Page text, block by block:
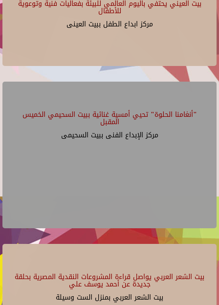
بيت العيني يحتفي باليوم العالمي للبيئة بفعاليات فنية وتوعوية
للأطفال
مركز ابداع الطفل ببيت العينى
"أنغامنا الحلوة" تحيي أمسية غنائية ببيت السحيمي الخميس
المقبل
مركز الإبداع الفنى ببيت السحيمى
بيت الشعر العربي يواصل قراءة المشروعات النقدية المصرية بحلقة
جديدة عن أحمد يوسف علي
بيت الشعر العربي بمنزل الست وسيلة